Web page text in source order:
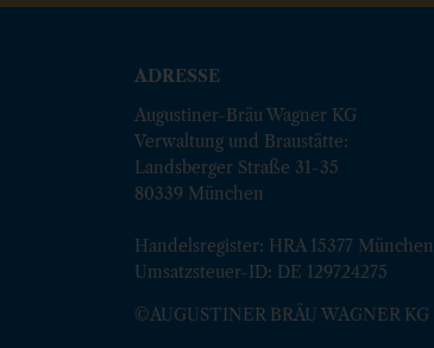
ADRESSE
Augustiner-Bräu Wagner KG
Verwaltung und Braustätte:
Landsberger Straße 31-35
80339 München
Handelsregister: HRA 15377 München
Umsatzsteuer-ID: DE 129724275
©AUGUSTINER BRÄU WAGNER KG